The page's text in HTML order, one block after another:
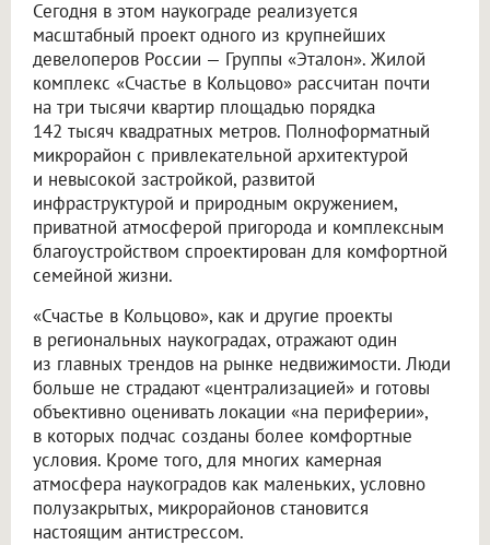
Сегодня в этом наукограде реализуется
масштабный проект одного из крупнейших
девелоперов России — Группы «Эталон». Жилой
комплекс «Счастье в Кольцово» рассчитан почти
на три тысячи квартир площадью порядка
142 тысяч квадратных метров. Полноформатный
микрорайон с привлекательной архитектурой
и невысокой застройкой, развитой
инфраструктурой и природным окружением,
приватной атмосферой пригорода и комплексным
благоустройством спроектирован для комфортной
семейной жизни.
«Счастье в Кольцово», как и другие проекты
в региональных наукоградах, отражают один
из главных трендов на рынке недвижимости. Люди
больше не страдают «централизацией» и готовы
объективно оценивать локации «на периферии»,
в которых подчас созданы более комфортные
условия. Кроме того, для многих камерная
атмосфера наукоградов как маленьких, условно
полузакрытых, микрорайонов становится
настоящим антистрессом.